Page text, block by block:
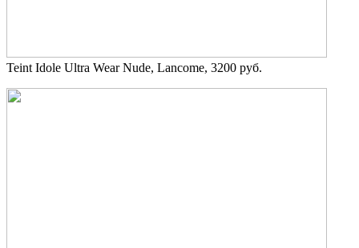
Teint Idole Ultra Wear Nude, Lancome, 3200 руб.